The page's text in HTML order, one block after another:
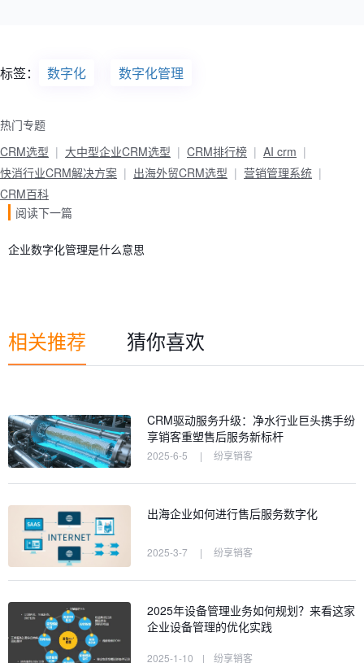
标签： 数字化 数字化管理
热门专题
CRM选型
大中型企业CRM选型 CRM排行榜
AI crm
快消行业CRM解决方案
出海外贸CRM选型
营销管理系统
CRM百科
阅读下一篇
企业数字化管理是什么意思
相关推荐 猜你喜欢
CRM驱动服务升级：净水行业巨头携手纷
享销客重塑售后服务新标杆
2025-6-5 | 纷享销客
出海企业如何进行售后服务数字化
2025-3-7 | 纷享销客
2025年设备管理业务如何规划？来看这家
企业设备管理的优化实践
2025-1-10 | 纷享销客